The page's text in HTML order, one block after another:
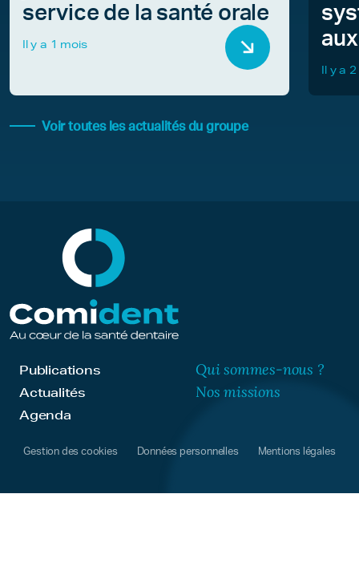
service de la santé orale
Il y a 1 mois
Il y a
Voir toutes les actualités du groupe
Publications
Actualités
Agenda
Qui sommes-nous ?
Nos missions
Gestion des cookies Données personnelles Mentions légales